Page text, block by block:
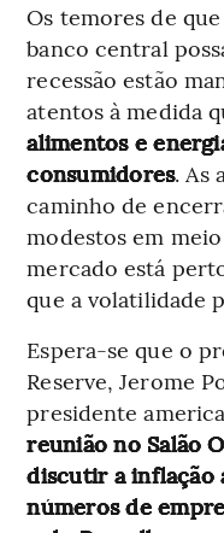
Os temores de
banco central
recessão estão
atentos à medida
alimentos e
consumidores. As
caminho de
modestos em
mercado está
que a volatilidade
Espera-se que o
Reserve, Jerome
presidente
reunião no Salão
discutir a inflação
números de